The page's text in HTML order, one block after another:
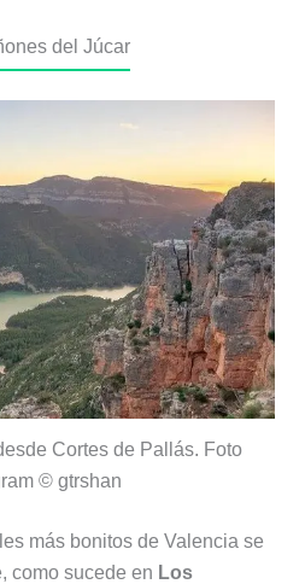
del Júcar
Cortes de Pallás. Foto
© gtrshan
más bonitos de Valencia se
como sucede en Los